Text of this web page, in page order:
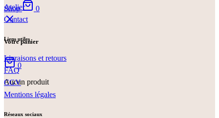
Shop 0
Votre panier
0
Aucun produit
Atelier
Contact
Liens utiles
Livraisons et retours
FAQ
CGV
Mentions légales
Réseaux sociaux